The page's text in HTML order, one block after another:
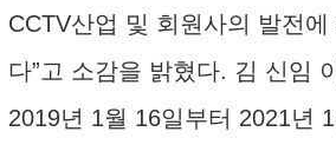
CCTV산업 및 회원사의 발전에
다”고 소감을 밝혔다. 김 신임
2019년 1월 16일부터 2021년